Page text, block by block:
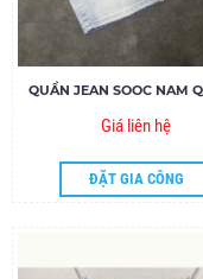
QUẦN JEAN SOOC NAM
Giá liên hệ
ĐẶT GIA CÔNG